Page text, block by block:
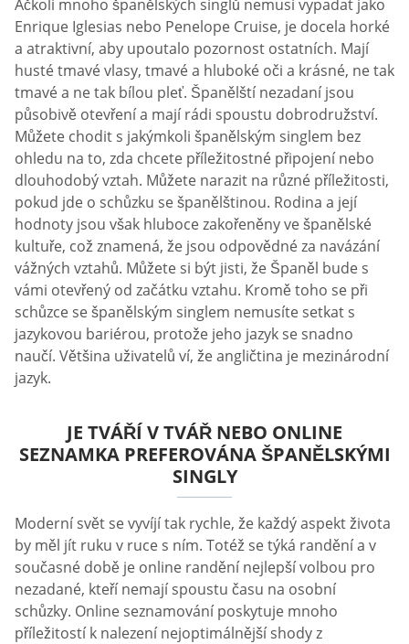
Ačkoli mnoho španělských singlů nemusí vypadat jako
Enrique Iglesias nebo Penelope Cruise, je docela horké
a atraktivní, aby upoutalo pozornost ostatních. Mají
husté tmavé vlasy, tmavé a hluboké oči a krásné, ne tak
tmavé a ne tak bílou pleť. Španělští nezadaní jsou
působivě otevření a mají rádi spoustu dobrodružství.
Můžete chodit s jakýmkoli španělským singlem bez
ohledu na to, zda chcete příležitostné připojení nebo
dlouhodobý vztah. Můžete narazit na různé příležitosti,
pokud jde o schůzku se španělštinou. Rodina a její
hodnoty jsou však hluboce zakořeněny ve španělské
kultuře, což znamená, že jsou odpovědné za navázání
vážných vztahů. Můžete si být jisti, že Španěl bude s
vámi otevřený od začátku vztahu. Kromě toho se při
schůzce se španělským singlem nemusíte setkat s
jazykovou bariérou, protože jeho jazyk se snadno
naučí. Většina uživatelů ví, že angličtina je mezinárodní
jazyk.
JE TVÁŘÍ V TVÁŘ NEBO ONLINE
SEZNAMKA PREFEROVÁNA ŠPANĚLSKÝMI
SINGLY
Moderní svět se vyvíjí tak rychle, že každý aspekt života
by měl jít ruku v ruce s ním. Totéž se týká randění a v
současné době je online randění nejlepší volbou pro
nezadané, kteří nemají spoustu času na osobní
schůzky. Online seznamování poskytuje mnoho
příležitostí k nalezení nejoptimálnější shody z